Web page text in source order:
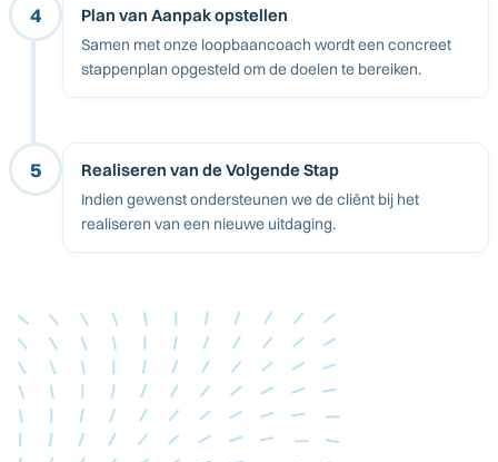
4 Plan van Aanpak opstellen
Samen met onze loopbaancoach wordt een concreet
stappenplan opgesteld om de doelen te bereiken.
5 Realiseren van de Volgende Stap
Indien gewenst ondersteunen we de cliënt bij het
realiseren van een nieuwe uitdaging.